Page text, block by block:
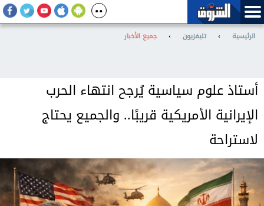
الرئيسية › تليفزيون › جميع الأخبار
أستاذ علوم سياسية يُرجح انتهاء الحرب
الإيرانية الأمريكية قريبًا.. والجميع يحتاج
لاستراحة